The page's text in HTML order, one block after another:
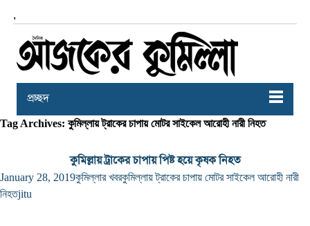
,
প্রচ্ছদ
Tag Archives: কুমিল্লায় ট্রাকের চাপায় মোটর সাইকেল আরোহী নারী নিহত
কুমিল্লায় ট্রাকের চাপায় পিষ্ট হয়ে কৃষক নিহত
January 28, 2019কুমিল্লার খবরকুমিল্লায় ট্রাকের চাপায় মোটর সাইকেল আরোহী নারী
নিহতjitu